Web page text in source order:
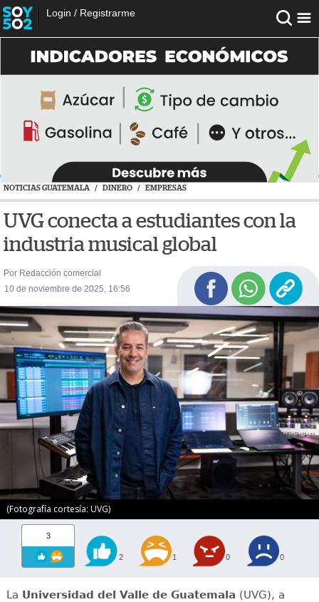
Login / Registrarme
NOTICIAS GUATEMALA / DINERO / EMPRESAS
UVG conecta a estudiantes con la
industria musical global
Por Redacción comercial
10 de noviembre de 2025, 16:56
(Fotografía cortesía: UVG)
3
2 1 0 0
La Universidad del Valle de Guatemala (UVG), a